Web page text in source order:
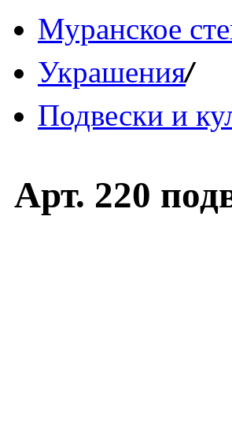
Муранское
Украшения/
Подвески и
Арт. 220